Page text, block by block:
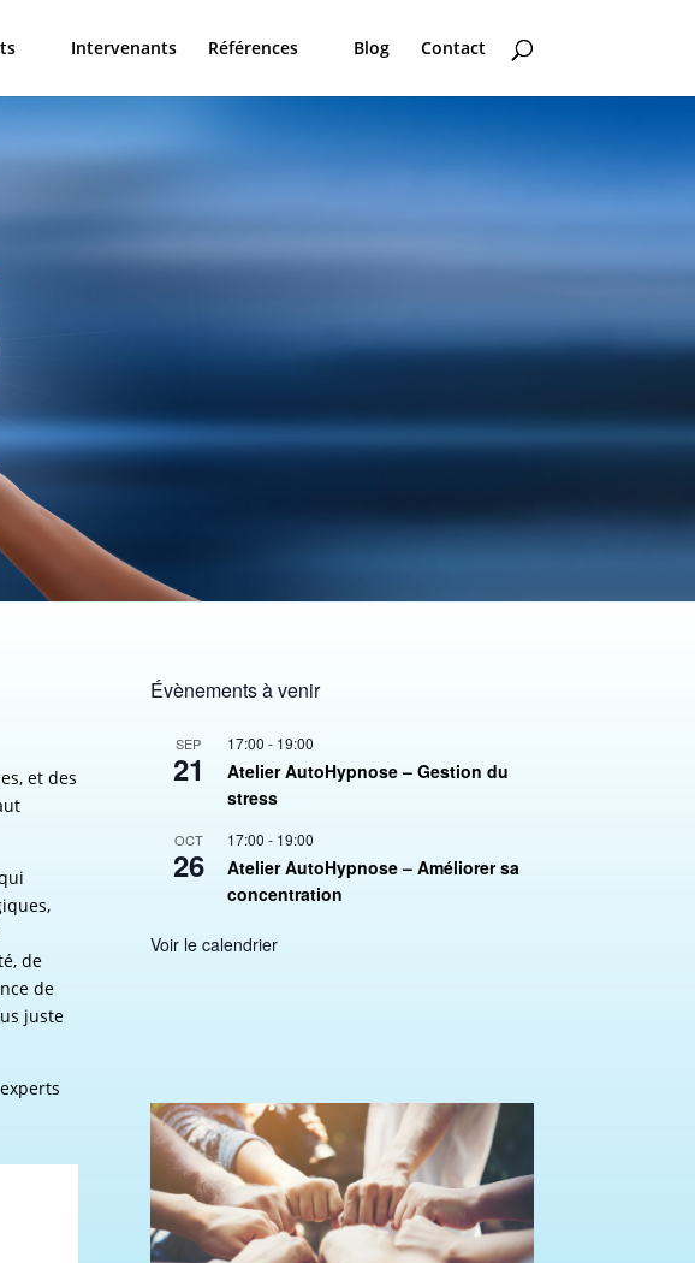
Intervenants Références Blog Contact
et des
de
de
juste
Évènements à venir
SEP
21
17:00 - 19:00
Atelier AutoHypnose – Gestion du
stress
OCT
26
17:00 - 19:00
Atelier AutoHypnose – Améliorer sa
concentration
Voir le calendrier